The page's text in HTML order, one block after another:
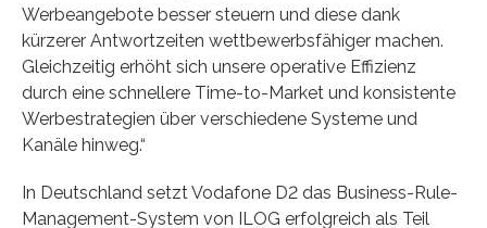
Werbeangebote besser steuern und diese dank
kürzerer Antwortzeiten wettbewerbsfähiger machen.
Gleichzeitig erhöht sich unsere operative Effizienz
durch eine schnellere Time-to-Market und konsistente
Werbestrategien über verschiedene Systeme und
Kanäle hinweg.“
In Deutschland setzt Vodafone D2 das Business-Rule-
Management-System von ILOG erfolgreich als Teil